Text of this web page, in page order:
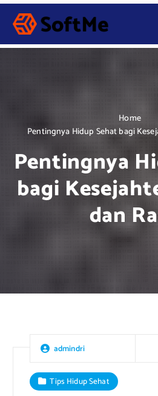
S
p
Home
Pentingnya Hidup Sehat bagi
Pentingnya
bagi
dan
admindri
Tips Hidup Sehat